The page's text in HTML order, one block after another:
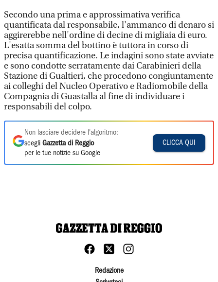
Secondo una prima e approssimativa verifica
quantificata dal responsabile, l'ammanco di denaro si
aggirerebbe nell'ordine di decine di migliaia di euro.
L'esatta somma del bottino è tuttora in corso di
precisa quantificazione. Le indagini sono state avviate
e sono condotte serratamente dai Carabinieri della
Stazione di Gualtieri, che procedono congiuntamente
ai colleghi del Nucleo Operativo e Radiomobile della
Compagnia di Guastalla al fine di individuare i
responsabili del colpo.
Non lasciare decidere l'algoritmo:
scegli Gazzetta di Reggio
per le tue notizie su Google
CLICCA QUI
Redazione